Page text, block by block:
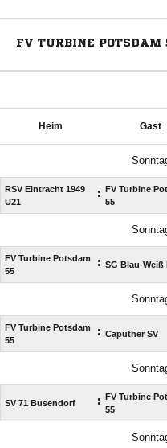
FV TURBINE
Heim Gast
RSV Eintracht 1949
U21
: FV Turbine
55
FV Turbine Potsdam
55
: SG Blau-Weiß
FV Turbine Potsdam
55
: Caputher SV
SV 71 Busendorf : FV Turbine
55